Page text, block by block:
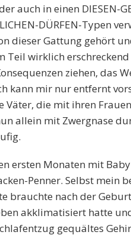
auch in einen DIESEN-
DÜRFEN-Typen
dieser Gattung gehört
Teil wirklich
ziehen, das
kann mir nur entfernt
die mit ihren
allein mit Zwergnase
ersten Monaten mit
Penner. Selbst mein
brauchte nach der
akklimatisiert hatte
gequältes